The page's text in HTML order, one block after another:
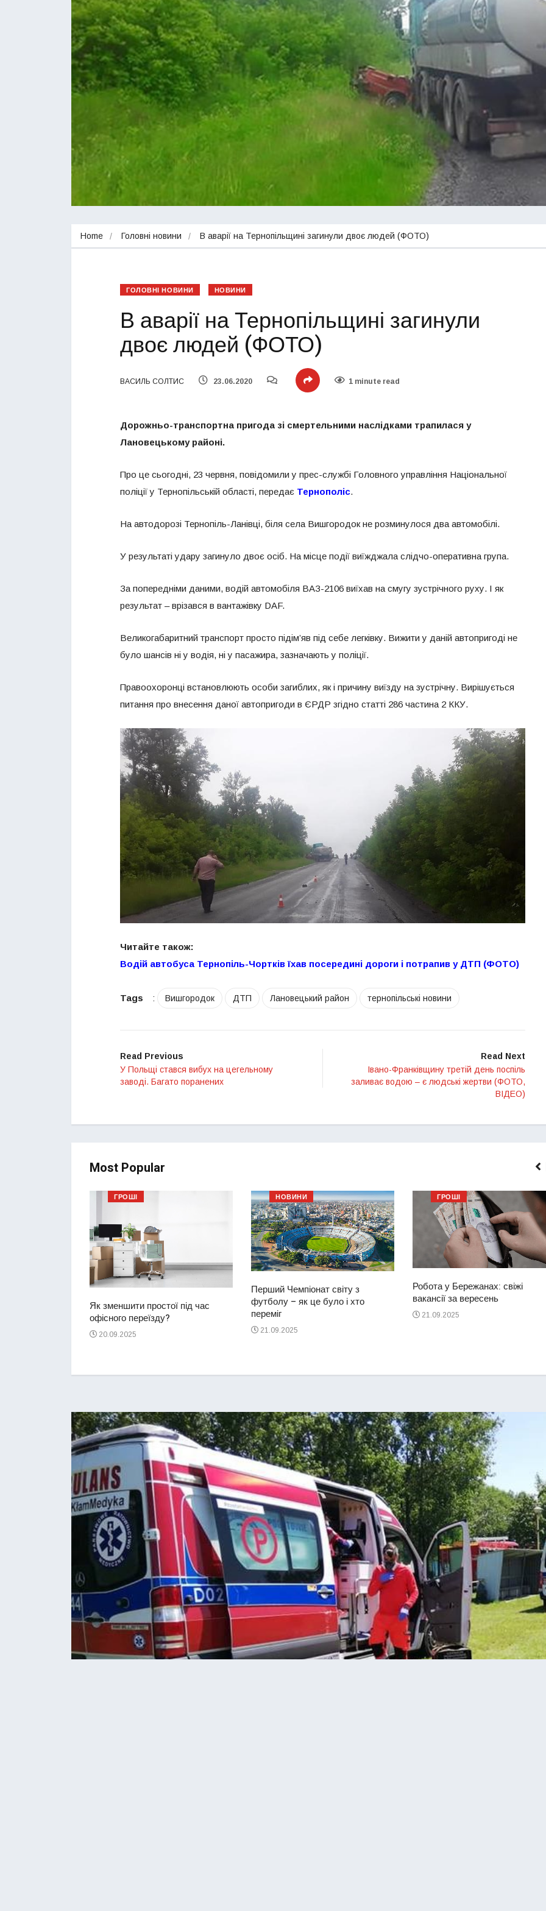
Home Головні новини В аварії на Тернопільщині загинули двоє людей (ФОТО)
ГОЛОВНІ НОВИНИ НОВИНИ
В аварії на Тернопільщині загинули
двоє людей (ФОТО)
ВАСИЛЬ СОЛТИС 23.06.2020 1 minute read
Дорожньо-транспортна пригода зі смертельними наслідками трапилася у
Лановецькому районі.
Про це сьогодні, 23 червня, повідомили у прес-службі Головного управління Національної
поліції у Тернопільській області, передає Тернополіс.
На автодорозі Тернопіль-Ланівці, біля села Вишгородок не розминулося два автомобілі.
У результаті удару загинуло двоє осіб. На місце події виїжджала слідчо-оперативна група.
За попередніми даними, водій автомобіля ВАЗ-2106 виїхав на смугу зустрічного руху. І як
результат – врізався в вантажівку DAF.
Великогабаритний транспорт просто підім’яв під себе легківку. Вижити у даній автопригоді не
було шансів ні у водія, ні у пасажира, зазначають у поліції.
Правоохоронці встановлюють особи загиблих, як і причину виїзду на зустрічну. Вирішується
питання про внесення даної автопригоди в ЄРДР згідно статті 286 частина 2 ККУ.
Читайте також:
Водій автобуса Тернопіль-Чортків їхав посередині дороги і потрапив у ДТП (ФОТО)
Tags : Вишгородок ДТП Лановецький район тернопільські новини
Read Previous
У Польщі стався вибух на цегельному
заводі. Багато поранених
Read Next
Івано-Франківщину третій день поспіль
заливає водою – є людські жертви (ФОТО,
ВІДЕО)
Most Popular
ГРОШІ
Як зменшити простої під час
офісного переїзду?
20.09.2025
НОВИНИ
Перший Чемпіонат світу з
футболу – як це було і хто
переміг
21.09.2025
ГРОШІ
Робота у Бережанах: свіжі
вакансії за вересень
21.09.2025